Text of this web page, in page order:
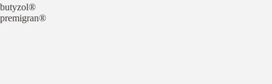
butyzol®
premigran®